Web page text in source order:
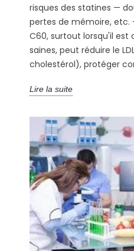
risques des statines —
pertes de mémoire,
C60, surtout lorsqu'il est
saines, peut réduire le
cholestérol), protéger
Lire la suite